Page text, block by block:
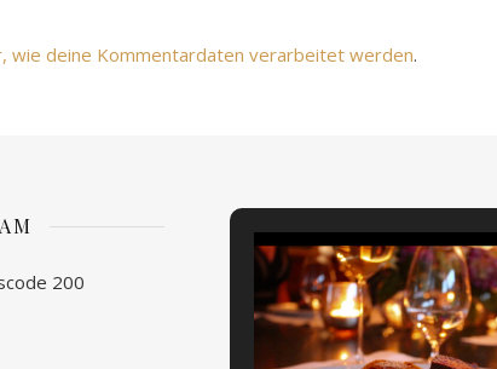
wie deine Kommentardaten verarbeitet werden.
200